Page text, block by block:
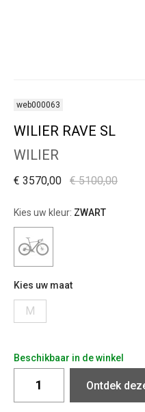
web000063
WILIER RAVE SL
WILIER
€ 5100,00
€ 3570,00
Kies uw kleur: ZWART
Kies uw maat
M
Beschikbaar in de winkel
Ontdek